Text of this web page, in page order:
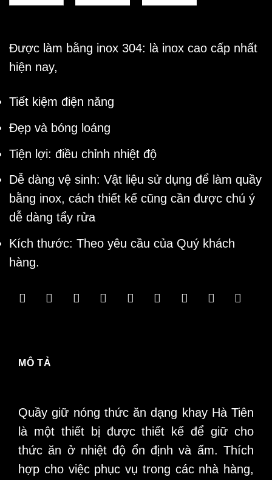
Được làm bằng inox 304: là inox cao cấp nhất
hiện nay,
Tiết kiệm điện năng
Đẹp và bóng loáng
Tiện lợi: điều chỉnh nhiệt độ
Dễ dàng vệ sinh: Vật liệu sử dụng để làm quầy
bằng inox, cách thiết kế cũng cần được chú ý
dễ dàng tẩy rửa
Kích thước: Theo yêu cầu của Quý khách
hàng.
MÔ TẢ
Quầy giữ nóng thức ăn dạng khay Hà Tiên
là một thiết bị được thiết kế để giữ cho
thức ăn ở nhiệt độ ổn định và ấm. Thích
hợp cho việc phục vụ trong các nhà hàng,